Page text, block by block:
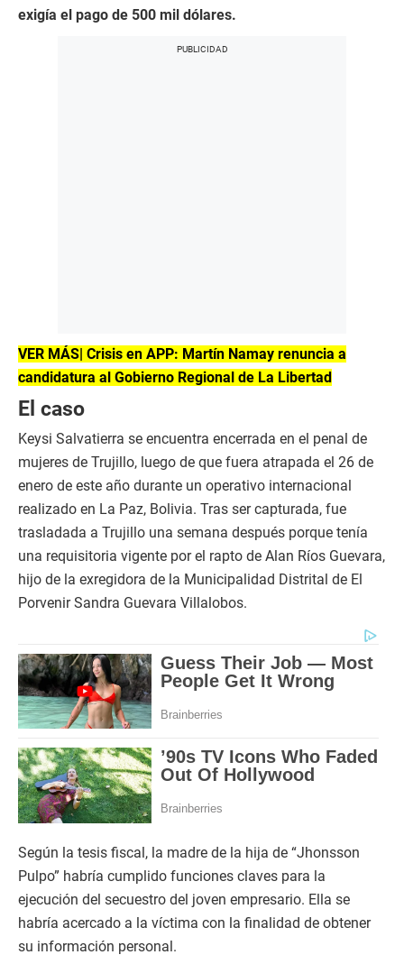
exigía el pago de 500 mil dólares.
VER MÁS| Crisis en APP: Martín Namay renuncia a
candidatura al Gobierno Regional de La Libertad
El caso
Keysi Salvatierra se encuentra encerrada en el penal de
mujeres de Trujillo, luego de que fuera atrapada el 26 de
enero de este año durante un operativo internacional
realizado en La Paz, Bolivia. Tras ser capturada, fue
trasladada a Trujillo una semana después porque tenía
una requisitoria vigente por el rapto de Alan Ríos Guevara,
hijo de la exregidora de la Municipalidad Distrital de El
Porvenir Sandra Guevara Villalobos.
Según la tesis fiscal, la madre de la hija de “Jhonsson
Pulpo” habría cumplido funciones claves para la
ejecución del secuestro del joven empresario. Ella se
habría acercado a la víctima con la finalidad de obtener
su información personal.